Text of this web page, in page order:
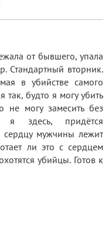
от бывшего, упала
Стандартный вторник.
в убийстве самого
будто я могу убить
не могу замесить без
здесь, придётся
сердцу мужчины лежит
ли это с сердцем
убийцы. Готов к